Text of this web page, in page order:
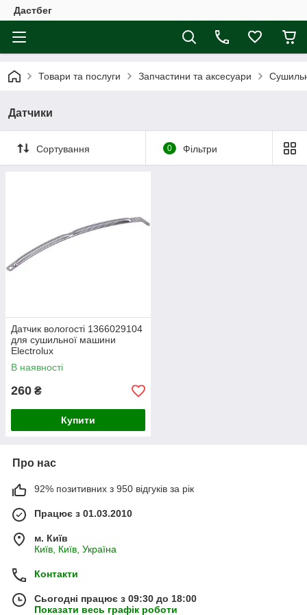
Дастбег
Товари та послуги Запчастини та аксесуари
Датчики
Сортування 0 Фільтри
Датчик вологості 1366029104
для сушильної машини
Electrolux
В наявності
260 ₴
Купити
Про нас
92% позитивних з 950 відгуків за рік
Працює з 01.03.2010
м. Київ
Київ, Київ, Україна
Контакти
Сьогодні працює з 09:30 до 18:00
Показати весь графік роботи